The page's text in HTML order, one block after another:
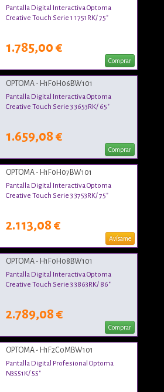
Pantalla Digital Interactiva Optoma
Creative Touch Serie 1 1751RK/ 75"
1.785,00 €
Comprar
OPTOMA - H1F0H06BW101
Pantalla Digital Interactiva Optoma
Creative Touch Serie 3 3653RK/ 65"
1.659,08 €
Comprar
OPTOMA - H1F0H07BW101
Pantalla Digital Interactiva Optoma
Creative Touch Serie 3 3753RK/ 75"
2.113,08 €
Avísame
OPTOMA - H1F0H08BW101
Pantalla Digital Interactiva Optoma
Creative Touch Serie 3 3863RK/ 86"
2.789,08 €
Comprar
OPTOMA - H1F2C0MBW101
Pantalla Digital Profesional Optoma
N3551K/ 55"